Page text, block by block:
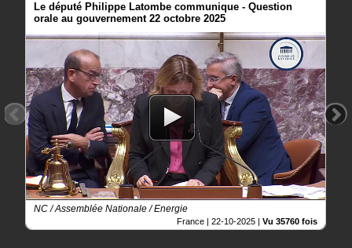
Agenda
Vidéos
Blogs
prémium
propos
Le député Philippe Latombe communique - Question
orale au gouvernement 22 octobre 2025
NC / Assemblée Nationale / Energie
France | 22-10-2025 Vu 35760 fois